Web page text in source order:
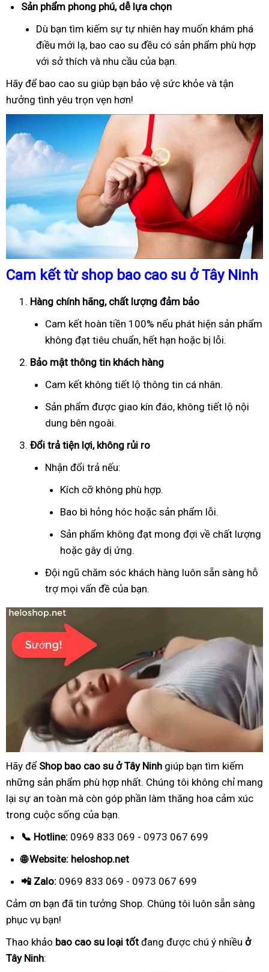
Sản phẩm phong phú, dễ lựa chọn
Dù bạn tìm kiếm sự tự nhiên hay muốn khám phá
điều mới lạ, bao cao su đều có sản phẩm phù hợp
với sở thích và nhu cầu của bạn.
Hãy để bao cao su giúp bạn bảo vệ sức khỏe và tận
hưởng tình yêu trọn vẹn hơn!
Cam kết từ shop bao cao su ở Tây Ninh
Hàng chính hãng, chất lượng đảm bảo
Cam kết hoàn tiền 100% nếu phát hiện sản phẩm
không đạt tiêu chuẩn, hết hạn hoặc bị lỗi.
Bảo mật thông tin khách hàng
Cam kết không tiết lộ thông tin cá nhân.
Sản phẩm được giao kín đáo, không tiết lộ nội
dung bên ngoài.
Đổi trả tiện lợi, không rủi ro
Nhận đổi trả nếu:
Kích cỡ không phù hợp.
Bao bì hỏng hóc hoặc sản phẩm lỗi.
Sản phẩm không đạt mong đợi về chất lượng
hoặc gây dị ứng.
Đội ngũ chăm sóc khách hàng luôn sẵn sàng hỗ
trợ mọi vấn đề của bạn.
Hãy để Shop bao cao su ở Tây Ninh giúp bạn tìm kiếm
những sản phẩm phù hợp nhất. Chúng tôi không chỉ mang
lại sự an toàn mà còn góp phần làm thăng hoa cảm xúc
trong cuộc sống của bạn.
📞 Hotline: 0969 833 069 - 0973 067 699
🌐 Website: heloshop.net
📲 Zalo: 0969 833 069 - 0973 067 699
Cảm ơn bạn đã tin tưởng Shop. Chúng tôi luôn sẵn sàng
phục vụ bạn!
Thao khảo bao cao su loại tốt đang được chú ý nhiều ở
Tây Ninh: